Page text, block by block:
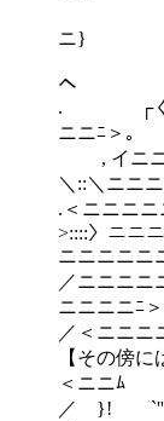
/ニニ
ニ}
ｧ'´ニニ
ヘ
. ┌くニﾆ
ニニﾆ＞｡
, イニニ
＼::＼ニニ
.＜ニニニ
>::::〉ニニ
ニニニニ
／ニニニニ
ニニニ
／
【その傍
＜ニ
／ }! `''